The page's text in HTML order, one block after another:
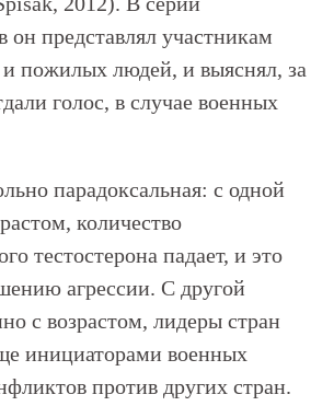
он представлял участникам
пожилых людей, и выяснял, за
голос, в случае военных
парадоксальная: с одной
количество
тестостерона падает, и это
агрессии. С другой
с возрастом, лидеры стран
инициаторами военных
против других стран.